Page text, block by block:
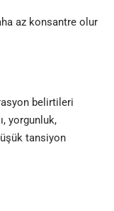
az konsantre olur
belirtileri
yorgunluk,
tansiyon